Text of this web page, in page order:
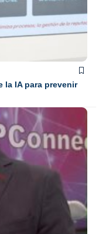
la IA para prevenir